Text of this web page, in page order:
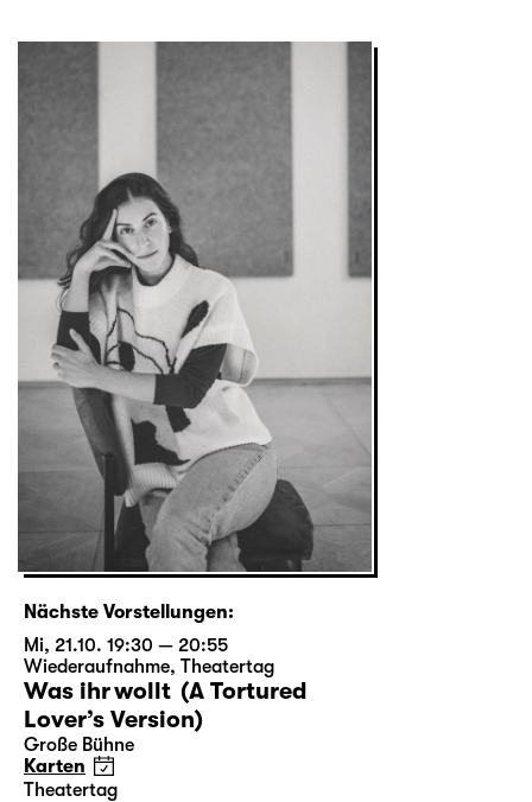
Nächste Vorstellungen:
Mi, 21.10. 19:30 — 20:55
Wiederaufnahme, Theatertag
Was ihr wollt (A Tortured
Lover’s Version)
Große Bühne
Karten
Theatertag